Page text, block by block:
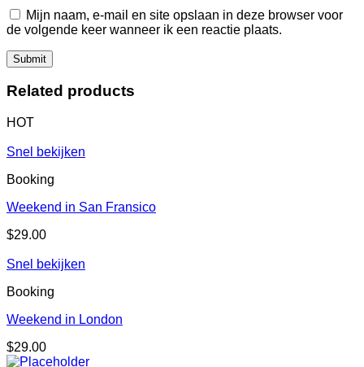
Mijn naam, e-mail en site opslaan in deze browser voor
de volgende keer wanneer ik een reactie plaats.
Related products
HOT
Snel bekijken
Booking
Weekend in San Fransico
$29.00
Snel bekijken
Booking
Weekend in London
$29.00